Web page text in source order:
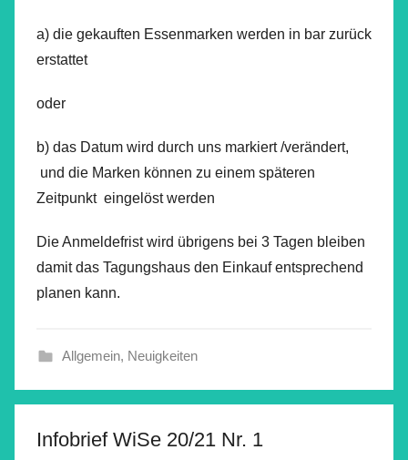
a) die gekauften Essenmarken werden in bar zurück
erstattet
oder
b) das Datum wird durch uns markiert /verändert,
und die Marken können zu einem späteren
Zeitpunkt eingelöst werden
Die Anmeldefrist wird übrigens bei 3 Tagen bleiben
damit das Tagungshaus den Einkauf entsprechend
planen kann.
Allgemein, Neuigkeiten
Infobrief WiSe 20/21 Nr. 1